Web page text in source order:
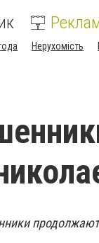
Нерухомість